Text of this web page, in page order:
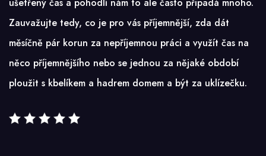
Zauvažujte tedy, co je pro vás příjemnější, zda dát
měsíčně pár korun za nepříjemnou práci a využít čas na
něco příjemnějšího nebo se jednou za nějaké období
ploužit s kbelíkem a hadrem domem a být za uklízečku.